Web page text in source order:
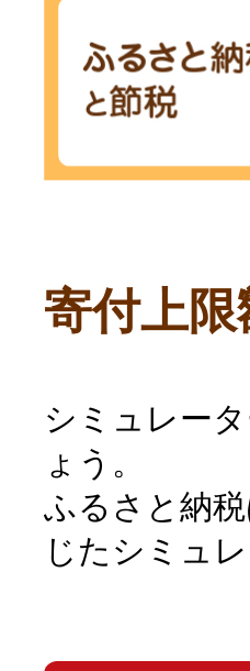
寄付上
シミュレー
ょう。
ふるさと納
じたシミュ